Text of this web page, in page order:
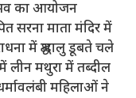
का आयोजन
सरना माता मंदिर में
में श्रद्धालु डूबते चले
लीन मथुरा में तब्दील
महिलाओं ने